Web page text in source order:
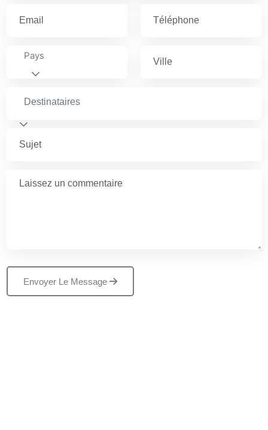
Pays
Destinataires
Envoyer Le Message